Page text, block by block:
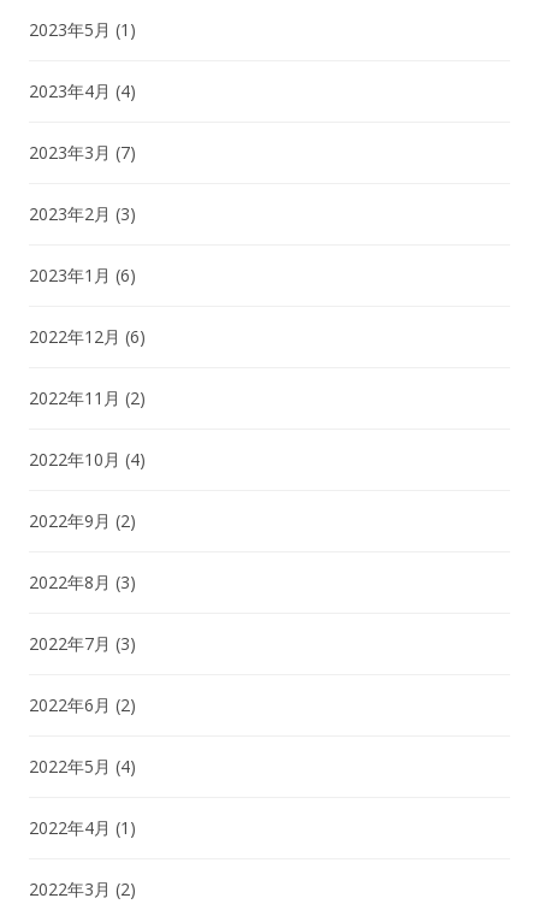
2023年5月 (1)
2023年4月 (4)
2023年3月 (7)
2023年2月 (3)
2023年1月 (6)
2022年12月 (6)
2022年11月 (2)
2022年10月 (4)
2022年9月 (2)
2022年8月 (3)
2022年7月 (3)
2022年6月 (2)
2022年5月 (4)
2022年4月 (1)
2022年3月 (2)